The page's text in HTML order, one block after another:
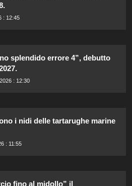
: 12:45
splendido errore 4”, debutto
: 12:30
i nidi delle tartarughe marine
: 11:55
fino al midollo” il